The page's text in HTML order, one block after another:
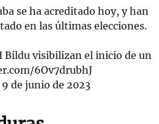
se ha acreditado hoy, y han
en las últimas elecciones.
Bildu visibilizan el inicio de un
6Ov7drubhJ
9 de junio de 2023